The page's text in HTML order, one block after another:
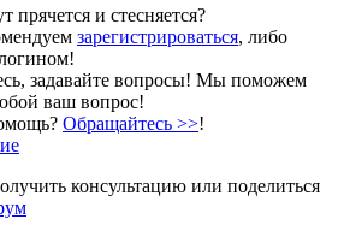
прячется и стесняется?
зарегистрироваться, либо
задавайте вопросы! Мы поможем
ваш вопрос!
Обращайтесь >>!
консультацию или поделиться